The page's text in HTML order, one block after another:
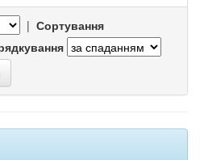
| Сортування